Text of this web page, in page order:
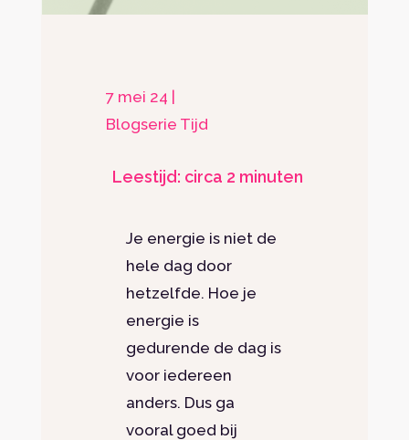
7 mei 24
Blogserie Tijd
Leestijd: circa 2 minuten
Je energie is niet de
hele dag door
hetzelfde. Hoe je
energie is
gedurende de dag is
voor iedereen
anders. Dus ga
vooral goed bij